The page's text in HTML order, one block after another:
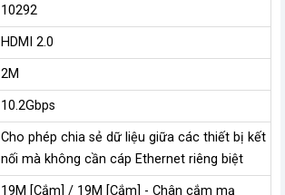
10292
HDMI 2.0
2M
10.2Gbps
Cho phép chia sẻ dữ liệu giữa các thiết bị kết
nối mà không cần cáp Ethernet riêng biệt
19M [Cắm] / 19M [Cắm] - Chân cắm mạ